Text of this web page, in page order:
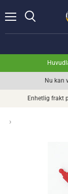
Nu kan
Enhetlig frakt
›